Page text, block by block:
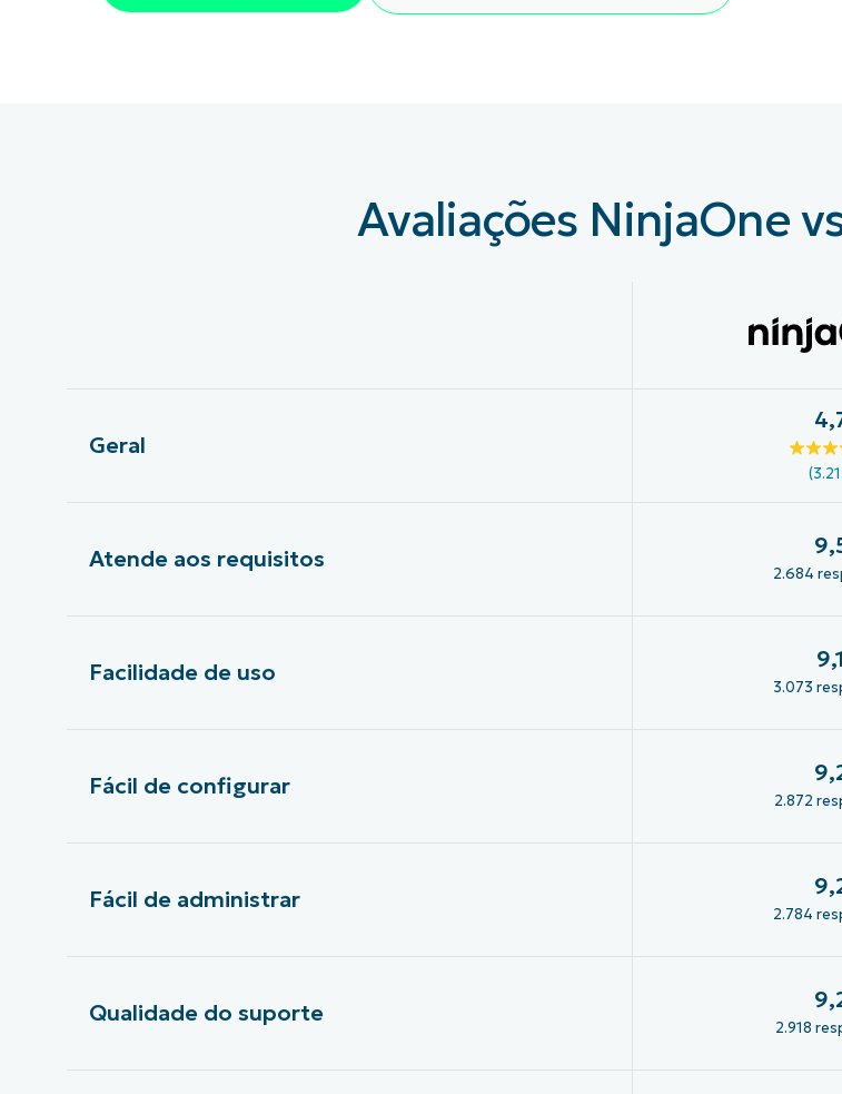
Avaliações NinjaOne
Geral
Atende aos requisitos
2.684
Facilidade de uso 9,1
3.073
Fácil de configurar
2.872
Fácil de administrar
2.784
Qualidade do suporte
2.918